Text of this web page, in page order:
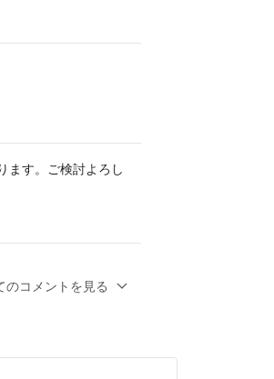
ます。ご検討よろし
入だとお値下げして
のコメントを見る